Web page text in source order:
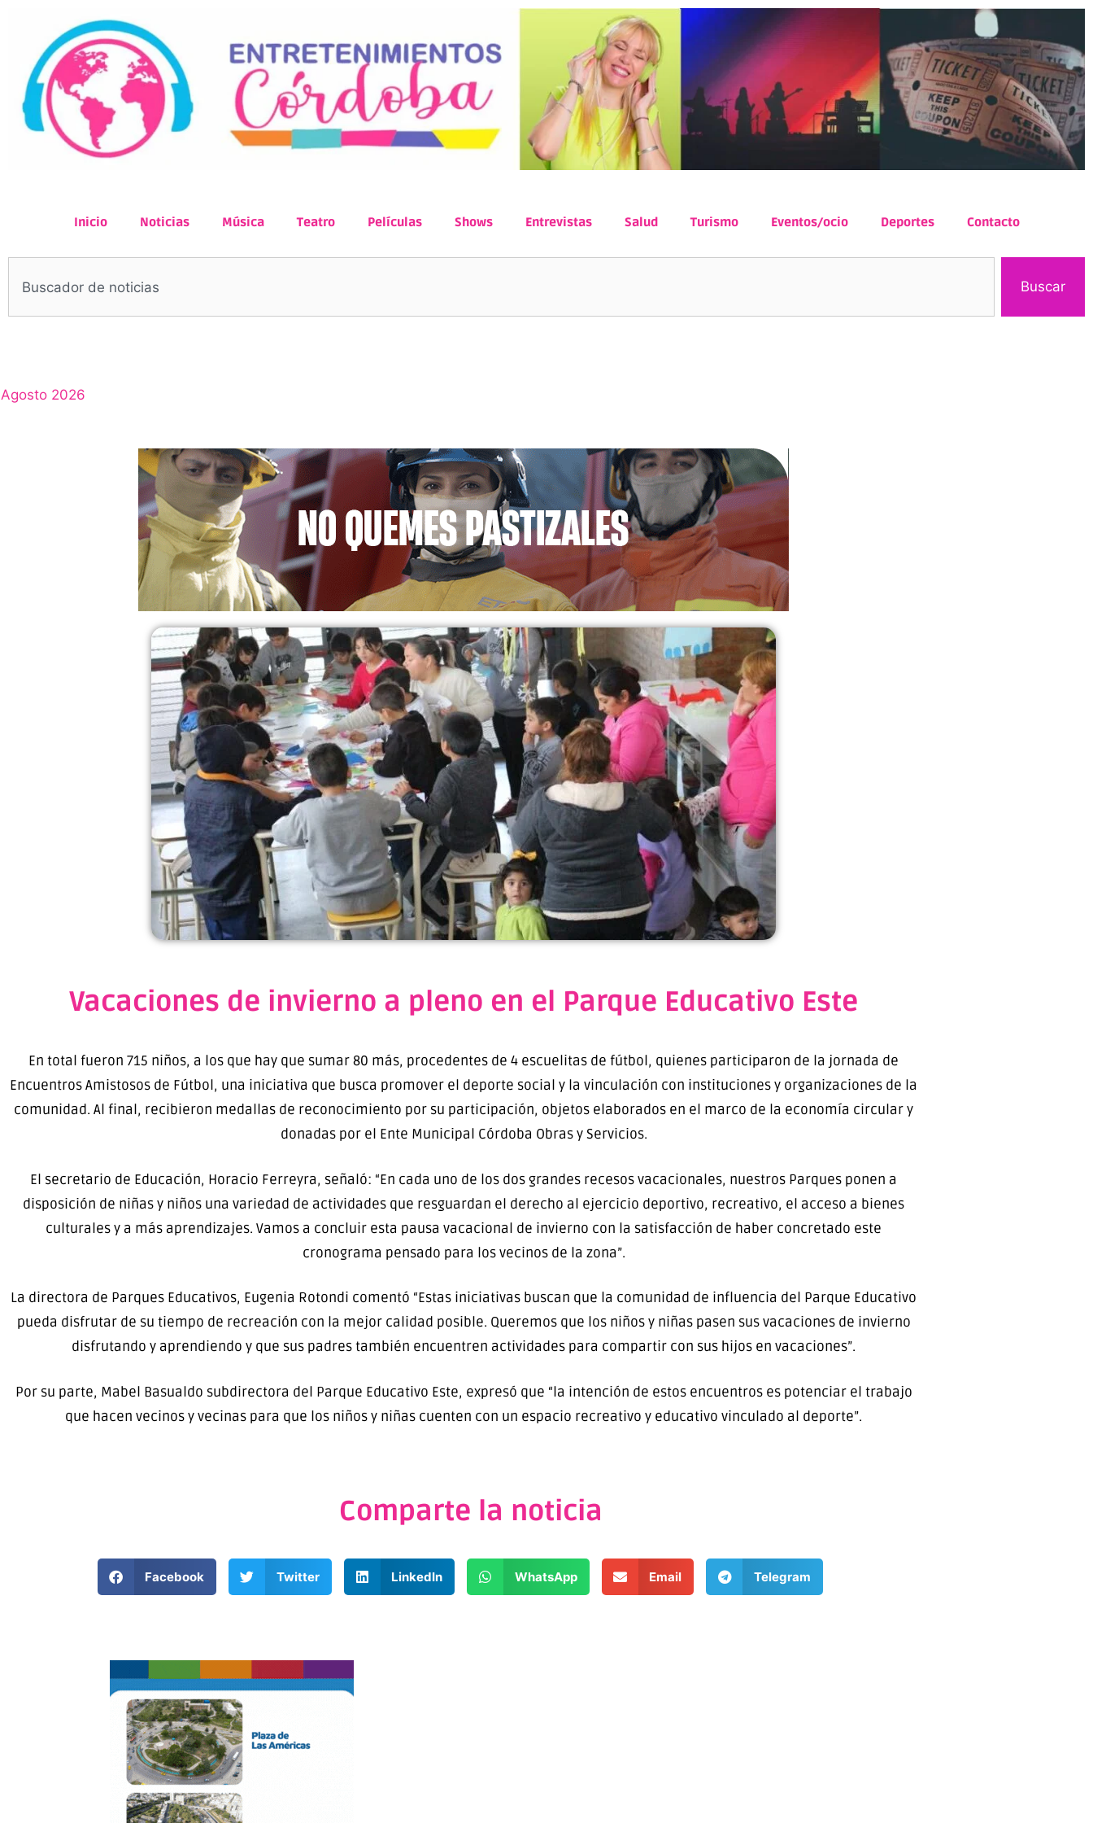
Inicio Noticias Música Teatro Películas Shows Entrevistas Salud Turismo Eventos/ocio Deportes Contacto
Buscar
Agosto 2026
Vacaciones de invierno a pleno en el Parque Educativo Este
En total fueron 715 niños, a los que hay que sumar 80 más, procedentes de 4 escuelitas de fútbol, quienes participaron de la jornada de
Encuentros Amistosos de Fútbol, una iniciativa que busca promover el deporte social y la vinculación con instituciones y organizaciones de la
comunidad. Al final, recibieron medallas de reconocimiento por su participación, objetos elaborados en el marco de la economía circular y
donadas por el Ente Municipal Córdoba Obras y Servicios.
El secretario de Educación, Horacio Ferreyra, señaló: “En cada uno de los dos grandes recesos vacacionales, nuestros Parques ponen a
disposición de niñas y niños una variedad de actividades que resguardan el derecho al ejercicio deportivo, recreativo, el acceso a bienes
culturales y a más aprendizajes. Vamos a concluir esta pausa vacacional de invierno con la satisfacción de haber concretado este
cronograma pensado para los vecinos de la zona”.
La directora de Parques Educativos, Eugenia Rotondi comentó “Estas iniciativas buscan que la comunidad de influencia del Parque Educativo
pueda disfrutar de su tiempo de recreación con la mejor calidad posible. Queremos que los niños y niñas pasen sus vacaciones de invierno
disfrutando y aprendiendo y que sus padres también encuentren actividades para compartir con sus hijos en vacaciones”.
Por su parte, Mabel Basualdo subdirectora del Parque Educativo Este, expresó que “la intención de estos encuentros es potenciar el trabajo
que hacen vecinos y vecinas para que los niños y niñas cuenten con un espacio recreativo y educativo vinculado al deporte”.
Comparte la noticia
Facebook Twitter LinkedIn WhatsApp Email Telegram